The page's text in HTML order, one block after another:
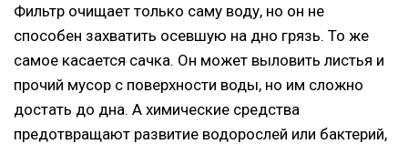
Фильтр очищает только саму воду, но он не
способен захватить осевшую на дно грязь. То же
самое касается сачка. Он может выловить листья и
прочий мусор с поверхности воды, но им сложно
достать до дна. А химические средства
предотвращают развитие водорослей или бактерий,